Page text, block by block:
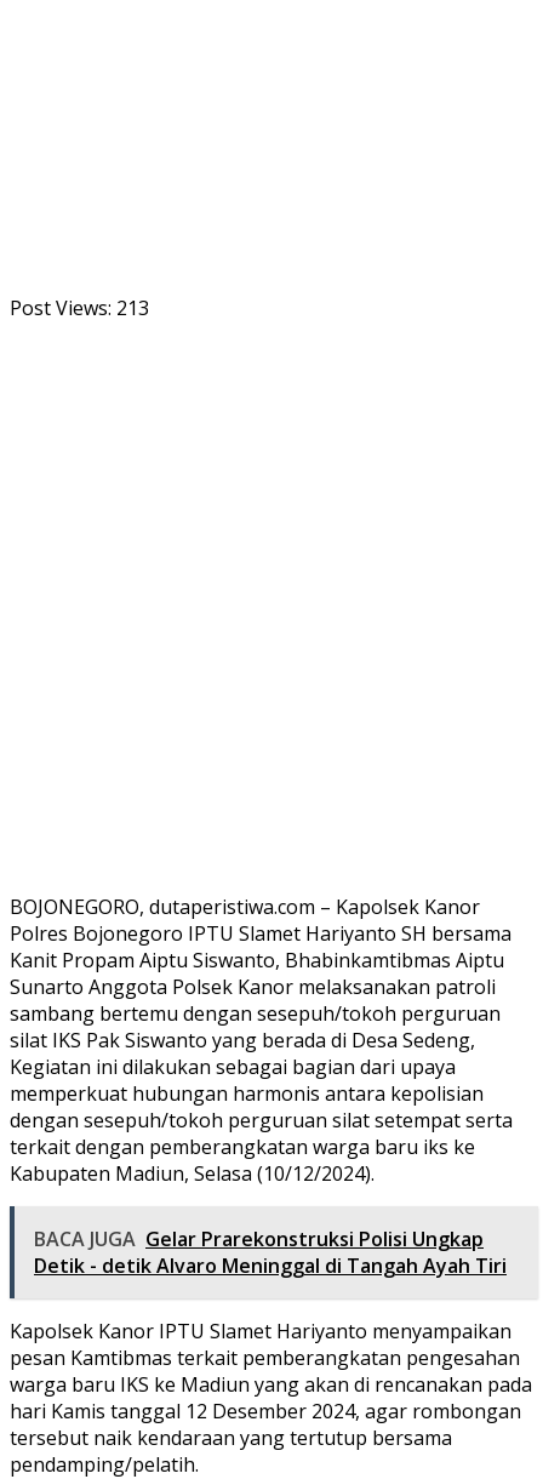
Post Views: 213
BOJONEGORO, dutaperistiwa.com – Kapolsek Kanor
Polres Bojonegoro IPTU Slamet Hariyanto SH bersama
Kanit Propam Aiptu Siswanto, Bhabinkamtibmas Aiptu
Sunarto Anggota Polsek Kanor melaksanakan patroli
sambang bertemu dengan sesepuh/tokoh perguruan
silat IKS Pak Siswanto yang berada di Desa Sedeng,
Kegiatan ini dilakukan sebagai bagian dari upaya
memperkuat hubungan harmonis antara kepolisian
dengan sesepuh/tokoh perguruan silat setempat serta
terkait dengan pemberangkatan warga baru iks ke
Kabupaten Madiun, Selasa (10/12/2024).
BACA JUGA Gelar Prarekonstruksi Polisi Ungkap
Detik - detik Alvaro Meninggal di Tangah Ayah Tiri
Kapolsek Kanor IPTU Slamet Hariyanto menyampaikan
pesan Kamtibmas terkait pemberangkatan pengesahan
warga baru IKS ke Madiun yang akan di rencanakan pada
hari Kamis tanggal 12 Desember 2024, agar rombongan
tersebut naik kendaraan yang tertutup bersama
pendamping/pelatih.